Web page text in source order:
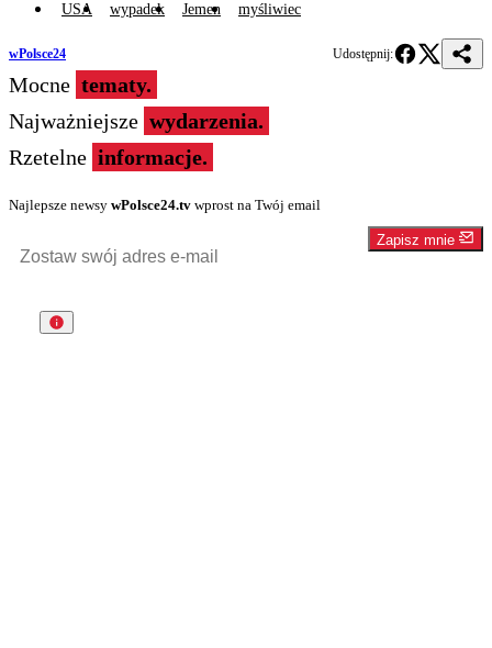
USA wypadek Jemen myśliwiec
wPolsce24 Udostępnij:
Mocne tematy.
Najważniejsze wydarzenia.
Rzetelne informacje.
Najlepsze newsy wPolsce24.tv wprost na Twój email
Zapisz mnie